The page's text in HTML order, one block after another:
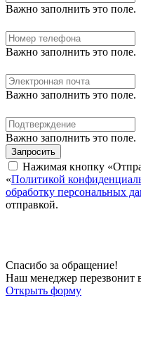
Важно заполнить это поле.
Важно заполнить это поле.
Важно заполнить это поле.
Важно заполнить это поле.
Запросить
Нажимая кнопку
«Политикой
обработку персональных
отправкой.
Спасибо за обращение!
Наш менеджер перезвонит
Открыть форму